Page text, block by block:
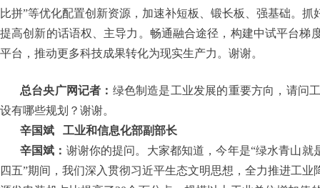
比拼”等优化配置创新资源，加速补短板、锻长板、强基础。
提高创新的话语权、主导力。畅通融合途径，构建中试平台
平台，推动更多科技成果转化为现实生产力。谢谢。
总台央广网记者： 绿色制造是工业发展的重要方向，请问
设有哪些规划？谢谢。
辛国斌 工业和信息化部副部长
辛国斌： 谢谢你的提问。大家都知道，今年是“绿水青山就
四五”期间，我们深入贯彻习近平生态文明思想，全力推进工